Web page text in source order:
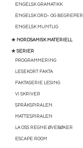
ENGELSK GRAMATIKK
ENGELSK ORD- OG BEGREPER
ENGELSK MUNTLIG
★ NORDSAMISK MATERIELL
★ SERIER
PROGRAMMERING
LESEKORT FAKTA
FAKTASERIE LESING
VI SKRIVER
SPRÅKSPIRALEN
MATTESPIRALEN
LA OSS REGNE ØVEBØKER
ESCAPE ROOM